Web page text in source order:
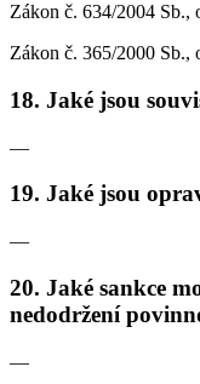
Zákon č. 634/2004 Sb.,
Zákon č. 365/2000 Sb.,
18. Jaké jsou
—
19. Jaké jsou
—
20. Jaké sankce
nedodržení
—